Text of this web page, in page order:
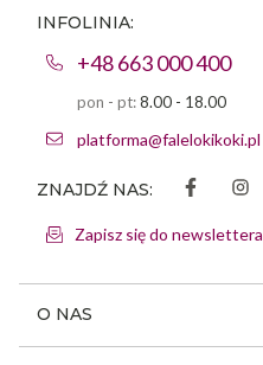
O NAS
INFOLINIA:
+48 663 000 400
pon - pt:8.00 - 18.00
platforma@falelokikoki.pl
ZNAJDŹ NAS:
Zapisz się do newslettera